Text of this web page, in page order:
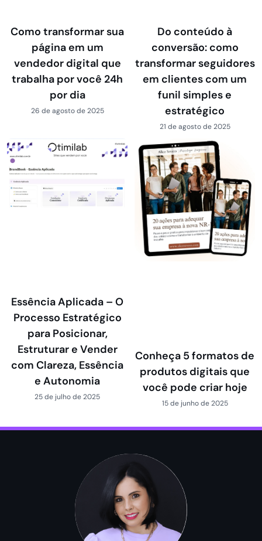
Como transformar sua
página em um
vendedor digital que
trabalha por você 24h
por dia
26 de agosto de 2025
Do conteúdo à
conversão: como
transformar seguidores
em clientes com um
funil simples e
estratégico
21 de agosto de 2025
Essência Aplicada – O
Processo Estratégico
para Posicionar,
Estruturar e Vender
com Clareza, Essência
e Autonomia
25 de julho de 2025
Conheça 5 formatos de
produtos digitais que
você pode criar hoje
15 de junho de 2025